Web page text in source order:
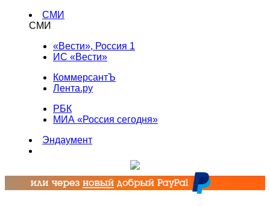
СМИ
СМИ
«Вести», Россия 1
ИС «Вести»
КоммерсантЪ
Лента.ру
РБК
МИА «Россия сегодня»
Эндаумент